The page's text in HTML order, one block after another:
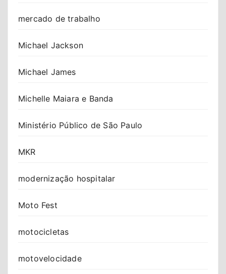
mercado de trabalho
Michael Jackson
Michael James
Michelle Maiara e Banda
Ministério Público de São Paulo
MKR
modernização hospitalar
Moto Fest
motocicletas
motovelocidade